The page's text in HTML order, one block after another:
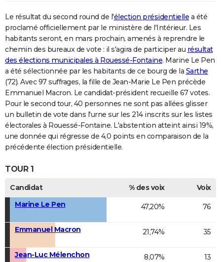
Le résultat du second round de l'élection présidentielle a été
proclamé officiellement par le ministère de l'Intérieur. Les
habitants seront, en mars prochain, amenés à reprendre le
chemin des bureaux de vote : il s'agira de participer au résultat
des élections municipales à Rouessé-Fontaine. Marine Le Pen
a été sélectionnée par les habitants de ce bourg de la Sarthe
(72). Avec 97 suffrages, la fille de Jean-Marie Le Pen précède
Emmanuel Macron. Le candidat-président recueille 67 votes.
Pour le second tour, 40 personnes ne sont pas allées glisser
un bulletin de vote dans l'urne sur les 214 inscrits sur les listes
électorales à Rouessé-Fontaine. L'abstention atteint ainsi 19%,
une donnée qui régresse de 4,0 points en comparaison de la
précédente élection présidentielle.
TOUR 1
Candidat % des voix
Voix
Marine Le Pen
47,20% 76
Emmanuel Macron 21,74% 35
Jean-Luc Mélenchon 8,07% 13